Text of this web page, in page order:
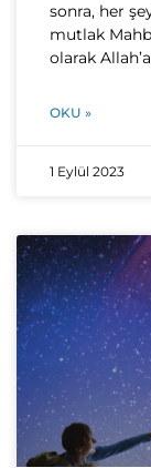
sonra, her
mutlak
olarak
OKU »
1 Eylül 2023